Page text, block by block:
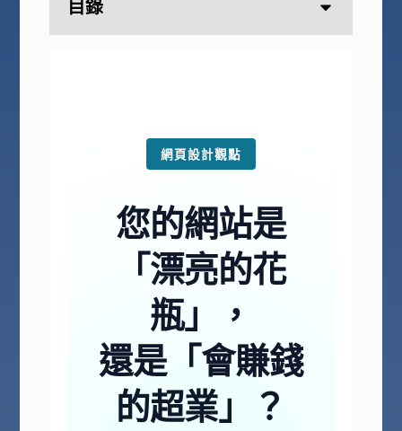
目錄
網頁設計觀點
您的網站是
「漂亮的花
瓶」，
還是「會賺錢
的超業」？